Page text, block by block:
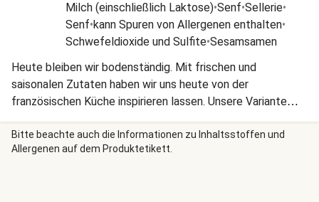
Milch (einschließlich Laktose)•Senf•Sellerie•
Senf•kann Spuren von Allergenen enthalten•
Schwefeldioxide und Sulfite•Sesamsamen
Heute bleiben wir bodenständig. Mit frischen und
saisonalen Zutaten haben wir uns heute von der
französischen Küche inspirieren lassen. Unsere Variante
wird Dir Deinen Abend bestimmt verschönern. Guten
Appetit!
Bitte beachte auch die Informationen zu Inhaltsstoffen und
Allergenen auf dem Produktetikett.